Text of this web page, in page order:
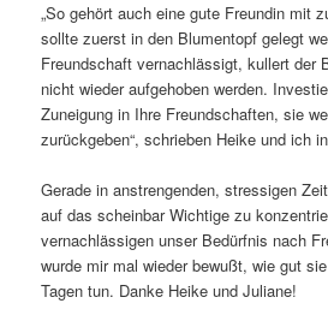
„So gehört auch eine gute Freundin mit
sollte zuerst in den Blumentopf gelegt
Freundschaft vernachlässigt, kullert der
nicht wieder aufgehoben werden.
Zuneigung in Ihre Freundschaften, sie
zurückgeben“, schrieben Heike und ich
Gerade in anstrengenden, stressigen
auf das scheinbar Wichtige zu
vernachlässigen unser Bedürfnis nach
wurde mir mal wieder bewußt, wie gut
Tagen tun. Danke Heike und Juliane!